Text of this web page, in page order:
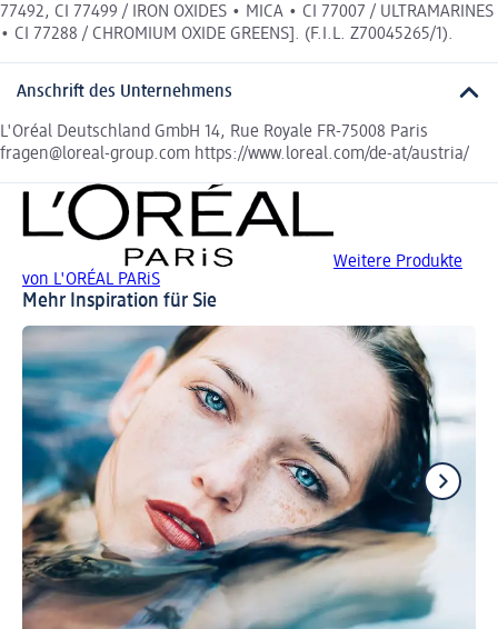
77492, CI 77499 / IRON OXIDES • MICA • CI 77007 / ULTRAMARINES
• CI 77288 / CHROMIUM OXIDE GREENS]. (F.I.L. Z70045265/1).
Anschrift des Unternehmens
L'Oréal Deutschland GmbH 14, Rue Royale FR-75008 Paris
fragen@loreal-group.com https://www.loreal.com/de-at/austria/
Weitere Produkte
von L'ORÉAL PARiS
Mehr Inspiration für Sie